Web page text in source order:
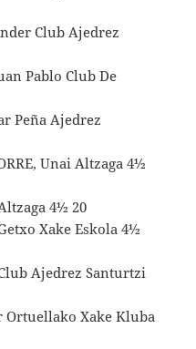
Club Ajedrez
Pablo Club De
Peña Ajedrez
Unai Altzaga 4½
4½ 20
Xake Eskola 4½
Ajedrez Santurtzi
Ortuellako Xake Kluba